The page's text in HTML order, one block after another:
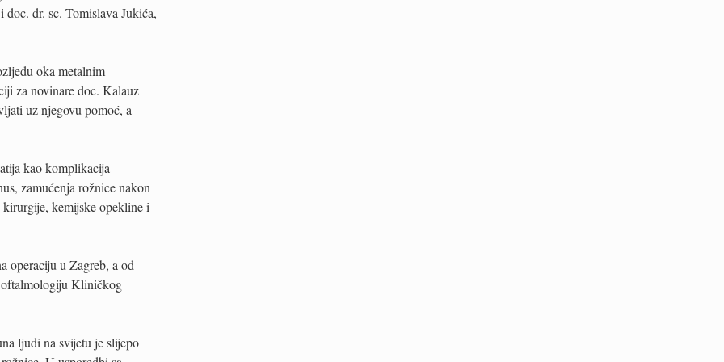
dr. sc. Tomislava Jukića,
oka metalnim
za novinare doc. Kalauz
uz njegovu pomoć, a
kao komplikacija
zamućenja rožnice nakon
kirurgije, kemijske opekline i
operaciju u Zagreb, a od
oftalmologiju Kliničkog
ljudi na svijetu je slijepo